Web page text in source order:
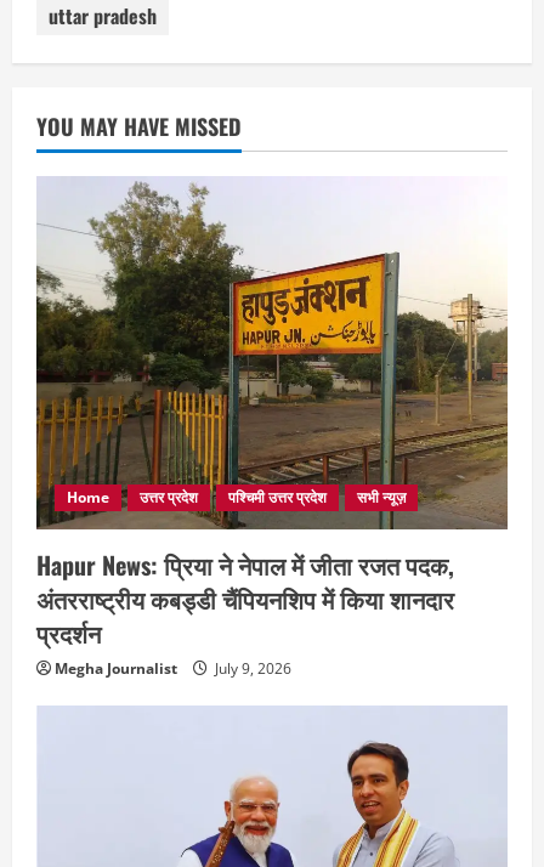
uttar pradesh
YOU MAY HAVE MISSED
Home उत्तर प्रदेश पश्चिमी उत्तर प्रदेश सभी न्यूज़
Hapur News: प्रिया ने नेपाल में जीता रजत पदक,
अंतरराष्ट्रीय कबड्डी चैंपियनशिप में किया शानदार
प्रदर्शन
Megha Journalist July 9, 2026